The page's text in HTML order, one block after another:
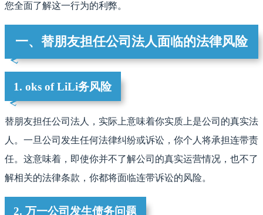
您全面了解这一行为的利弊。
一、替朋友担任公司法人面临的法律风险
1. oks of LiLi务风险
替朋友担任公司法人，实际上意味着你实质上是公司的真实法
人。一旦公司发生任何法律纠纷或诉讼，你个人将承担连带责
任。这意味着，即使你并不了解公司的真实运营情况，也不了
解相关的法律条款，你都将面临连带诉讼的风险。
2. 万一公司发生债务问题